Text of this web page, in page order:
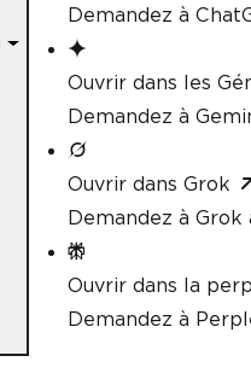
Demandez à
Ouvrir dans les
Demandez à
Ouvrir dans Grok
Demandez à
Ouvrir dans la
Demandez à